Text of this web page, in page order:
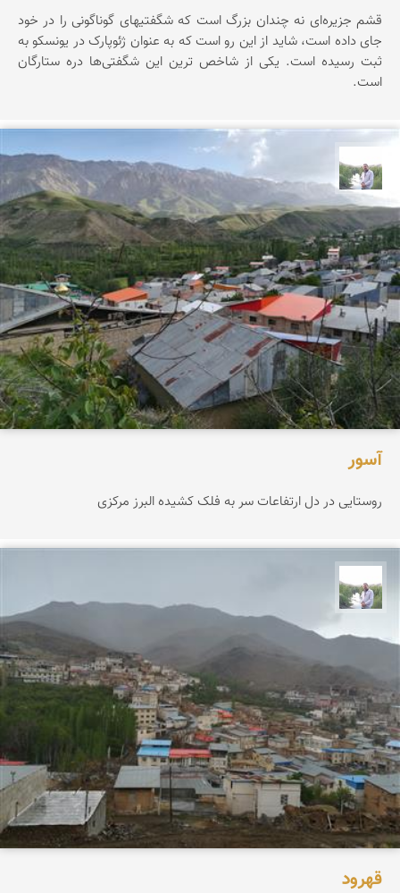
قشم جزیره‌ای نه چندان بزرگ است که شگفتیهای گوناگونی را در خود
جای داده است، شاید از این رو است که به عنوان ژئوپارک در یونسکو به
ثبت رسیده است. یکی از شاخص ترین این شگفتی‌ها دره ستارگان
است.
آسور
روستایی در دل ارتفاعات سر به فلک کشیده البرز مرکزی
قهرود